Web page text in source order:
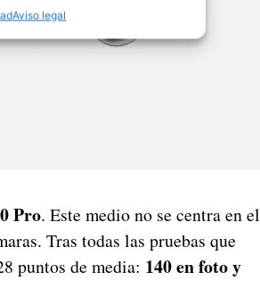
Aviso legal
Pro. Este medio no se centra en el
Tras todas las pruebas que
puntos de media: 140 en foto y